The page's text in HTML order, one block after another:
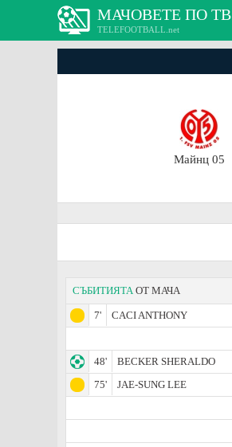
МАЧОВЕТЕ ПО ТВ
TELEFOOTBALL.net
Майнц 05
СЪБИТИЯТАОТ МАЧА
7'
CACI ANTHONY
48'
BECKER SHERALDO
75'
JAE-SUNG LEE